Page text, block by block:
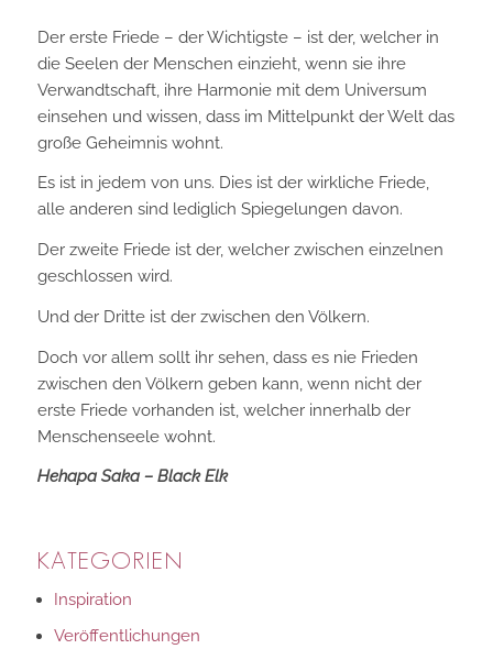
Der erste Friede – der Wichtigste – ist der, welcher in
die Seelen der Menschen einzieht, wenn sie ihre
Verwandtschaft, ihre Harmonie mit dem Universum
einsehen und wissen, dass im Mittelpunkt der Welt das
große Geheimnis wohnt.
Es ist in jedem von uns. Dies ist der wirkliche Friede,
alle anderen sind lediglich Spiegelungen davon.
Der zweite Friede ist der, welcher zwischen einzelnen
geschlossen wird.
Und der Dritte ist der zwischen den Völkern.
Doch vor allem sollt ihr sehen, dass es nie Frieden
zwischen den Völkern geben kann, wenn nicht der
erste Friede vorhanden ist, welcher innerhalb der
Menschenseele wohnt.
Hehapa Saka – Black Elk
KATEGORIEN
Inspiration
Veröffentlichungen